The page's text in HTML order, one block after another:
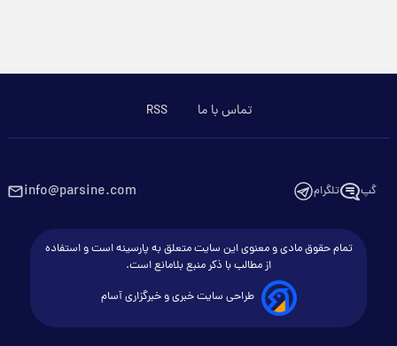
تماس با ما RSS
گپ تلگرام info@parsine.com
تمام حقوق مادی و معنوی این سایت متعلق به پارسینه است و استفاده
از مطالب با ذکر منبع بلامانع است.
طراحی سایت خبری و خبرگزاری آسام